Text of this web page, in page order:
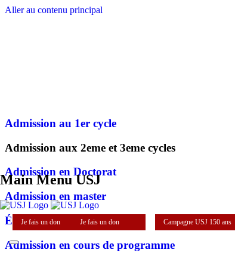
Aller au contenu principal
Main Menu USJ
Je fais un don Je fais un don Campagne USJ 150 ans
Admission au 1er cycle
Admission aux 2eme et 3eme cycles
Admission en Doctorat
Admission en master
Équivalences et validations
Admission en cours de programme